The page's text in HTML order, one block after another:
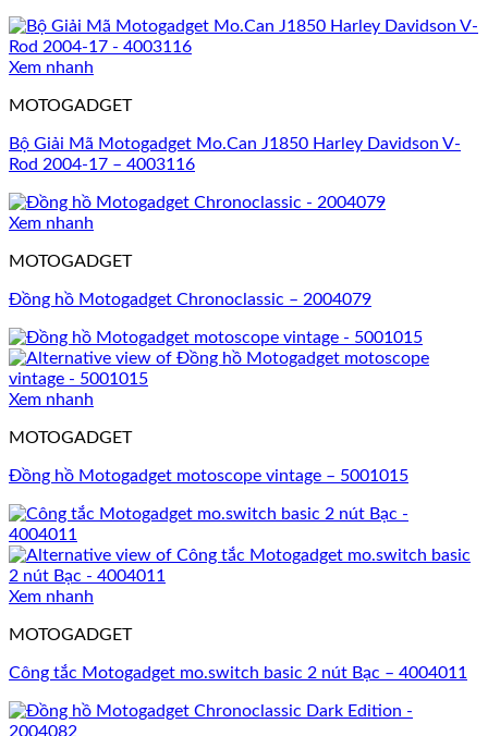
Xem nhanh
MOTOGADGET
Bộ Giải Mã Motogadget Mo.Can J1850 Harley Davidson V-
Rod 2004-17 – 4003116
Xem nhanh
MOTOGADGET
Đồng hồ Motogadget Chronoclassic – 2004079
Xem nhanh
MOTOGADGET
Đồng hồ Motogadget motoscope vintage – 5001015
Xem nhanh
MOTOGADGET
Công tắc Motogadget mo.switch basic 2 nút Bạc – 4004011